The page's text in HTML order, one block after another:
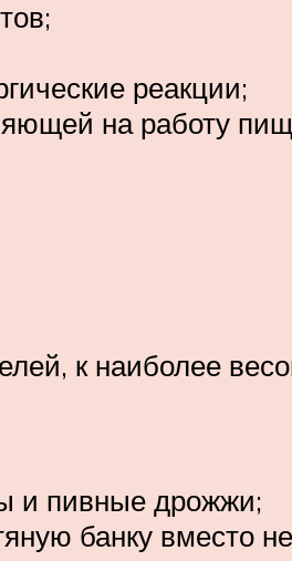
реакции;
на работу
к наиболее
и пивные дрожжи;
банку вместо